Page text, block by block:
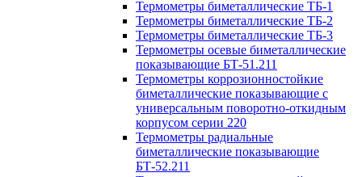
Термометры биметаллические ТБ-1
Термометры биметаллические ТБ-2
Термометры биметаллические ТБ-3
Термометры осевые биметаллические
показывающие БТ-51.211
Термометры коррозионностойкие
биметаллические показывающие с
универсальным поворотно-откидным
корпусом серии 220
Термометры радиальные
биметаллические показывающие
БТ-52.211